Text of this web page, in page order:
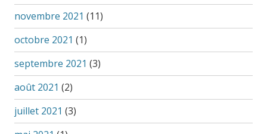
novembre 2021 (11)
octobre 2021 (1)
septembre 2021 (3)
août 2021 (2)
juillet 2021 (3)